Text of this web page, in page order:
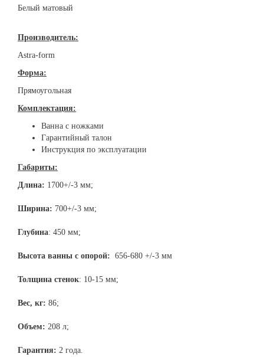
Белый матовый
Производитель:
Astra-form
Форма:
Прямоугольная
Комплектация:
Ванна с ножками
Гарантийный талон
Инструкция по эксплуатации
Габариты:
Длина: 1700+/-3 мм;
Ширина: 700+/-3 мм;
Глубина: 450 мм;
Высота ванны с опорой: 656-680 +/-3 мм
Толщина стенок: 10-15 мм;
Вес, кг: 86;
Объем: 208 л;
Гарантия: 2 года.